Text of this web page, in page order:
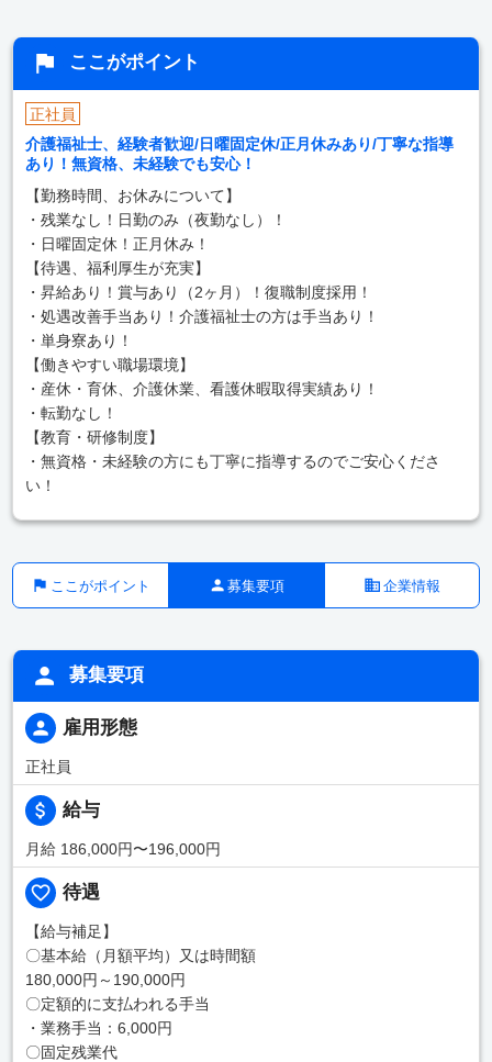
ここがポイント
正社員
介護福祉士、経験者歓迎/日曜固定休/正月休みあり/丁寧な指導
あり！無資格、未経験でも安心！
【勤務時間、お休みについて】
・残業なし！日勤のみ（夜勤なし）！
・日曜固定休！正月休み！
【待遇、福利厚生が充実】
・昇給あり！賞与あり（2ヶ月）！復職制度採用！
・処遇改善手当あり！介護福祉士の方は手当あり！
・単身寮あり！
【働きやすい職場環境】
・産休・育休、介護休業、看護休暇取得実績あり！
・転勤なし！
【教育・研修制度】
・無資格・未経験の方にも丁寧に指導するのでご安心くださ
い！
ここがポイント 募集要項 企業情報
募集要項
雇用形態
正社員
給与
月給 186,000円〜196,000円
待遇
【給与補足】
〇基本給（月額平均）又は時間額
180,000円～190,000円
〇定額的に支払われる手当
・業務手当：6,000円
〇固定残業代